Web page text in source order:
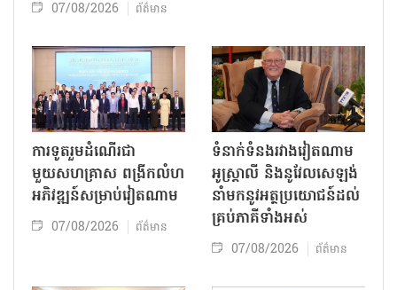
07/08/2026 ព័ត៌មាន
ការទូតរួមដំណើរជា
មួយសហគ្រាស ពង្រីកលំហ
អភិវឌ្ឍន៍សម្រាប់វៀតណាម
07/08/2026 ព័ត៌មាន
ទំនាក់ទំនងរវាងវៀតណាម
អូស្ត្រាលី និងនូវែលសេឡង់
នាំមកនូវអត្ថប្រយោជន៍ដល់
គ្រប់ភាគីទាំងអស់
07/08/2026 ព័ត៌មាន